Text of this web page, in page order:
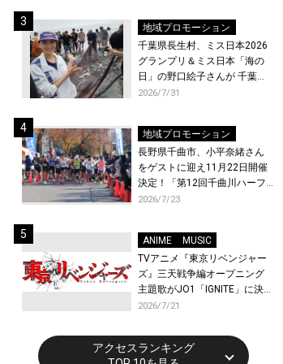
映が決定！
地域プロモーション
千葉県長生村、ミス日本2026
グランプリ＆ミス日本「海の
日」の野口絵子さんが 千葉県
唯一の村・長生村で地引網を
2026/7/31
地域プロモーション
長野県千曲市、小平奈緒さん
をゲストに迎え11月22日開催
決定！「第12回千曲川ハーフ
マラソン」エントリー受付開
2026/7/23
ANIME
MUSIC
TVアニメ『東京リベンジャー
ズ』三天戦争編オープニング
主題歌がJO1「IGNITE」に決
定！メンバー全員から喜びと
トが到着！9月に東京・大阪で
先行上映会を開催！
2026/7/21
アクセスランキング